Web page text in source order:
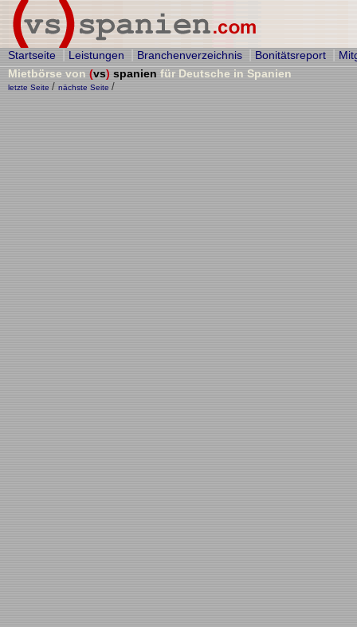
Startseite Leistungen Branchenverzeichnis Bonitätsreport
Mietbörse von (vs) spanien für Deutsche in Spanien
letzte Seite / nächste Seite /